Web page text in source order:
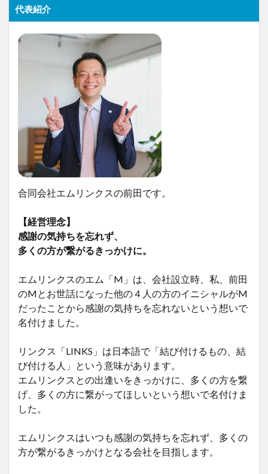
代表紹介
合同会社エムリンクスの前田です。
【経営理念】
感謝の気持ちを忘れず、
多くの方が繋がるきっかけに。
エムリンクスのエム「M」は、会社設立時、私、前田
のMとお世話になった他の４人の方のイニシャルがM
だったことから感謝の気持ちを忘れないという想いで
名付けました。
リンクス「LINKS」は日本語で「結び付けるもの、結
び付ける人」という意味があります。
エムリンクスとの出逢いをきっかけに、多くの方を繋
げ、多くの方に繋がってほしいという想いで名付けま
した。
エムリンクスはいつも感謝の気持ちを忘れず、多くの
方が繋がるきっかけとなる会社を目指します。